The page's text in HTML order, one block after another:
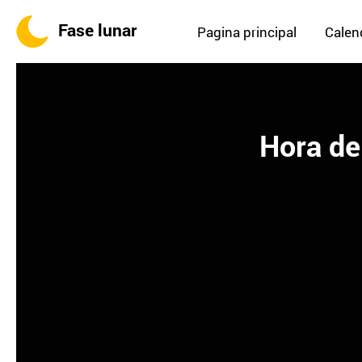
Fase lunar Pagina principal
Hora